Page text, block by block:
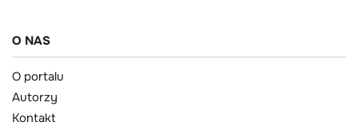
O NAS
O portalu
Autorzy
Kontakt